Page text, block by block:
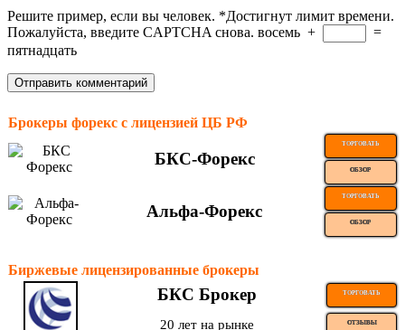
Решите пример, если вы человек. *Достигнут лимит времени.
Пожалуйста, введите CAPTCHA снова. восемь +
=
пятнадцать
Брокеры форекс с лицензией ЦБ РФ
БКС-Форекс
ТОРГОВАТЬ
ОБЗОР
Альфа-Форекс
ТОРГОВАТЬ
ОБЗОР
Биржевые лицензированные брокеры
БКС Брокер ТОРГОВАТЬ
20 лет на рынке ОТЗЫВЫ